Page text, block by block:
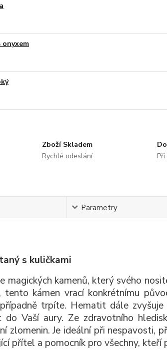
Zboží Skladem
Rychlé odeslání
Parametry
s kuličkami
magických kamenů, který svého
kámen vrací konkrétnímu
trpíte. Hematit dále zvyšuje
Vaší aury. Ze zdravotního
zlomenin. Je ideální při nespavosti,
přítel a pomocník pro všechny,